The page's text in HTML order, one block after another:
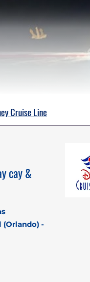
Cruise Line
cay &
(Orlando) -